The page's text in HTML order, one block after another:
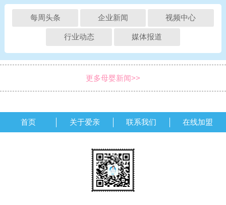
每周头条 企业新闻 视频中心
行业动态 媒体报道
更多母婴新闻>>
首页 关于爱亲 联系我们 在线加盟